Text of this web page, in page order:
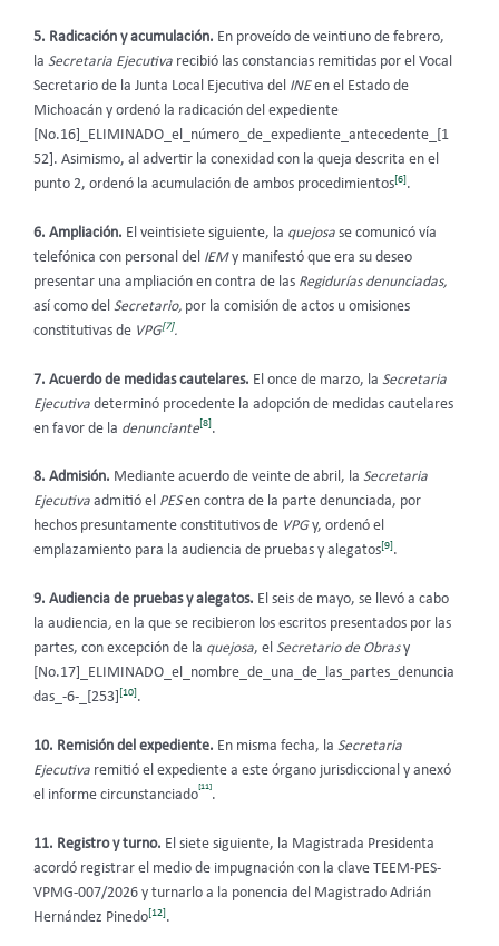
5. Radicación y acumulación. En proveído de veintiuno de febrero,
la Secretaria Ejecutiva recibió las constancias remitidas por el Vocal
Secretario de la Junta Local Ejecutiva del INEen el Estado de
Michoacán y ordenó la radicación del expediente
[No.16]_ELIMINADO_el_número_de_expediente_antecedente_[1
52]. Asimismo, al advertir la conexidad con la queja descrita en el
punto 2, ordenó la acumulación de ambos procedimientos[6].
6. Ampliación. El veintisiete siguiente, la quejosa se comunicó vía
telefónica con personal del IEMy manifestó que era su deseo
presentar una ampliación en contra de las Regidurías denunciadas,
así como del Secretario, por la comisión de actos u omisiones
constitutivas de VPG[7].
7. Acuerdo de medidas cautelares. El once de marzo, la Secretaria
Ejecutiva determinó procedente la adopción de medidas cautelares
en favor de la denunciante [8] .
8. Admisión. Mediante acuerdo de veinte de abril, la Secretaria
Ejecutiva admitió el PESen contra de la parte denunciada, por
hechos presuntamente constitutivos de VPGy, ordenó el
emplazamiento para la audiencia de pruebas y alegatos[9].
9. Audiencia de pruebas y alegatos. El seis de mayo, se llevó a cabo
la audiencia, en la que se recibieron los escritos presentados por las
partes, con excepción de la quejosa, el Secretario de Obrasy
[No.17]_ELIMINADO_el_nombre_de_una_de_las_partes_denuncia
das_-6-_[253] [10].
10. Remisión del expediente. En misma fecha, la Secretaria
Ejecutiva remitió el expediente a este órgano jurisdiccional y anexó
el informe circunstanciado
[11]
.
11. Registro y turno. El siete siguiente, la Magistrada Presidenta
acordó registrar el medio de impugnación con la clave TEEM-PES-
VPMG-007/2026 y turnarlo a la ponencia del Magistrado Adrián
Hernández Pinedo[12].